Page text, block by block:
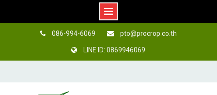
086-994-6069 pto@procrop.co.th
LINE ID: 0869946069